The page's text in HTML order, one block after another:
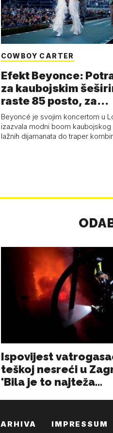
COWBOY CARTER
Efekt Beyonce:
za kaubojskim
raste 85 posto, za
čizmama 53 p…
Beyoncé je svojim koncertom u
izazvala modni boom kaubojskog
lažnih dijamanata do traper
ARHIVA IMPRESSUM